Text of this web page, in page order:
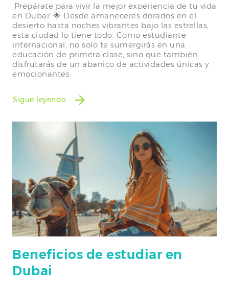
¡Prepárate para vivir la mejor experiencia de tu vida
en Dubai! 🌟 Desde amaneceres dorados en el
desierto hasta noches vibrantes bajo las estrellas,
esta ciudad lo tiene todo. Como estudiante
internacional, no solo te sumergirás en una
educación de primera clase, sino que también
disfrutarás de un abanico de actividades únicas y
emocionantes.
Sigue leyendo
Beneficios de estudiar en
Dubai